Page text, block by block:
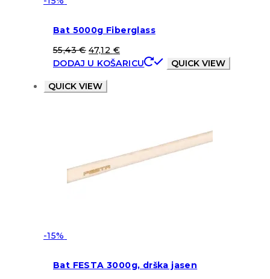
Bat 5000g Fiberglass
55,43€ 47,12 €
DODAJ U KOŠARICU
QUICK VIEW
QUICK VIEW
-15%
Bat FESTA 3000g, drška jasen